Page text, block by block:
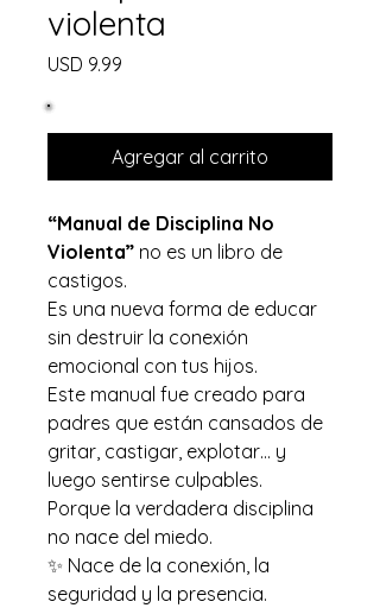
violenta
USD 9.99
Agregar al carrito
“Manual de Disciplina No
Violenta” no es un libro de
castigos.
Es una nueva forma de educar
sin destruir la conexión
emocional con tus hijos.
Este manual fue creado para
padres que están cansados de
gritar, castigar, explotar… y
luego sentirse culpables.
Porque la verdadera disciplina
no nace del miedo.
✨ Nace de la conexión, la
seguridad y la presencia.